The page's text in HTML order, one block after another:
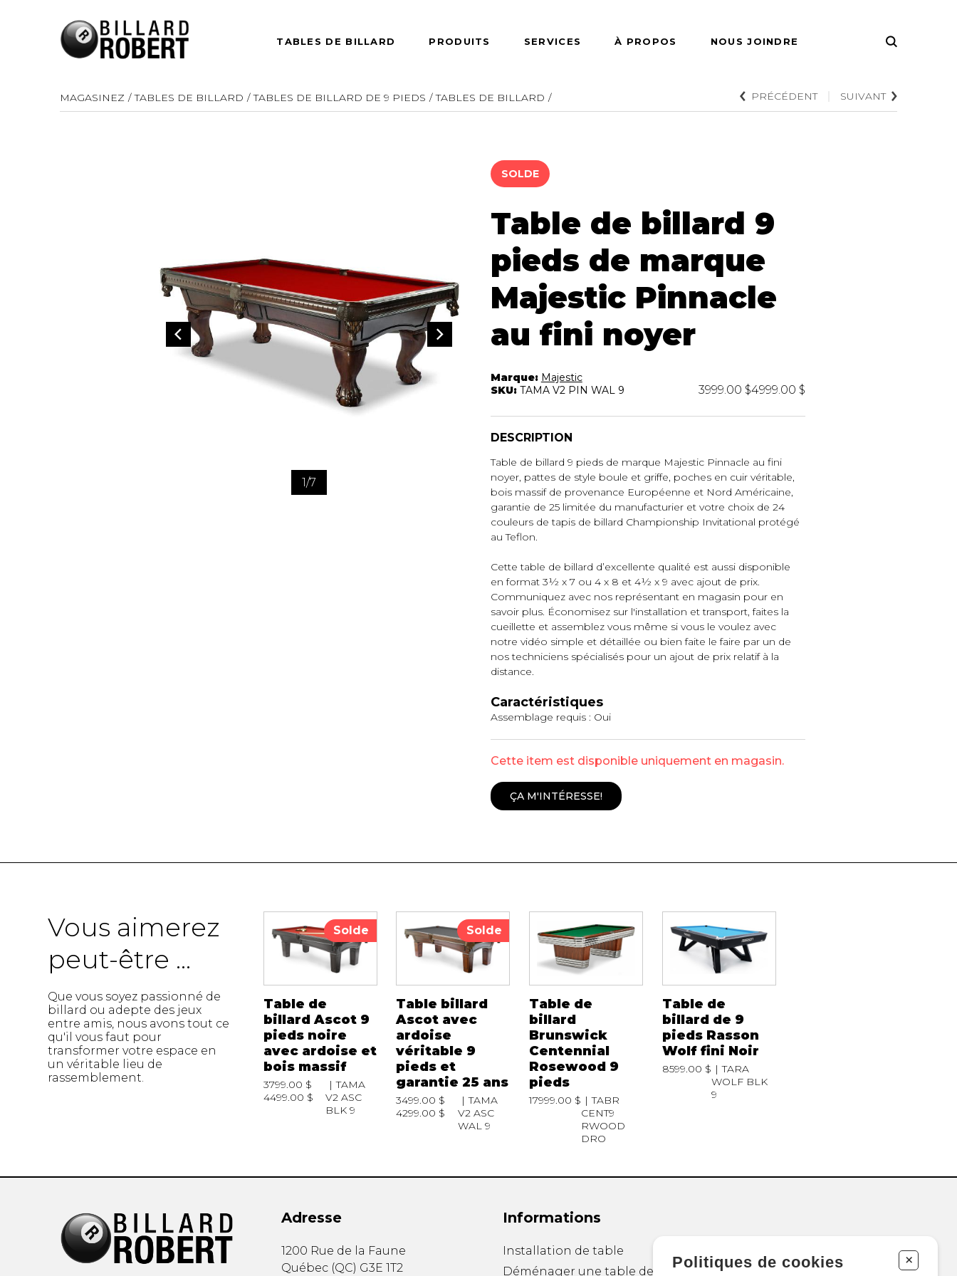
TABLES DE BILLARD PRODUITS SERVICES À PROPOS NOUS JOINDRE
Table de babyfoot
Table de ping pong
Accessoires pour le ping
pong
MAGASINEZ TABLES DE BILLARD TABLES DE BILLARD DE 9 PIEDS TABLES DE BILLARD PRÉCÉDENT SUIVANT
1/7
SOLDE
Table de billard 9
pieds de marque
Majestic Pinnacle
au fini noyer
Marque: Majestic
SKU: TAMA V2 PIN WAL 9 3999.00 $4999.00 $
DESCRIPTION
Table de billard 9 pieds de marque Majestic Pinnacle au fini
noyer, pattes de style boule et griffe, poches en cuir véritable,
bois massif de provenance Européenne et Nord Américaine,
garantie de 25 limitée du manufacturier et votre choix de 24
couleurs de tapis de billard Championship Invitational protégé
au Teflon.
Cette table de billard d’excellente qualité est aussi disponible
en format 3½ x 7 ou 4 x 8 et 4½ x 9 avec ajout de prix.
Communiquez avec nos représentant en magasin pour en
savoir plus. Économisez sur l'installation et transport, faites la
cueillette et assemblez vous même si vous le voulez avec
notre vidéo simple et détaillée ou bien faite le faire par un de
nos techniciens spécialisés pour un ajout de prix relatif à la
distance.
Caractéristiques
Assemblage requis : Oui
Cette item est disponible uniquement en magasin.
ÇA M'INTÉRESSE!
Vous aimerez
peut-être ...
Que vous soyez passionné de
billard ou adepte des jeux
entre amis, nous avons tout ce
qu'il vous faut pour
transformer votre espace en
un véritable lieu de
rassemblement.
Solde
Table de
billard Ascot 9
pieds noire
avec ardoise et
bois massif
3799.00 $
4499.00 $
TAMA
V2 ASC
BLK 9
Solde
Table billard
Ascot avec
ardoise
véritable 9
pieds et
garantie 25 ans
3499.00 $
4299.00 $
TAMA
V2 ASC
WAL 9
Table de
billard
Brunswick
Centennial
Rosewood 9
pieds
17999.00 $
TABR
CENT9
RWOOD
DRO
Table de
billard de 9
pieds Rasson
Wolf fini Noir
8599.00 $
TARA
WOLF BLK
9
Adresse
1200 Rue de la Faune
Québec (QC) G3E 1T2
Informations
Installation de table
Déménager une table de
Politiques de cookies +